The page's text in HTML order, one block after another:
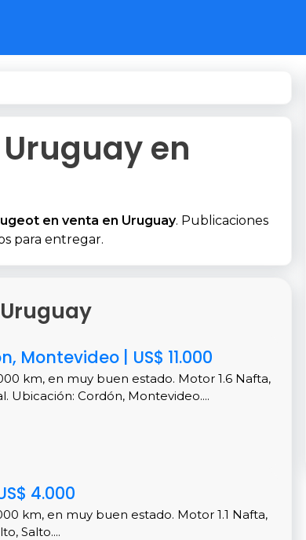
en
en venta en Uruguay. Publicaciones
para entregar.
Montevideo | US$ 11.000
km, en muy buen estado. Motor 1.6 Nafta,
Ubicación: Cordón, Montevideo....
4.000
km, en muy buen estado. Motor 1.1 Nafta,
Salto....